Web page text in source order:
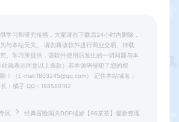
学习和研究传播，大家请在下载后24小时内删除，
与本站无关。 请勿将该软件进行商业交易、转载
、学习所提供，该软件使用后发生的一切问题与本
就表示同意以上条款）若本源码侵犯了您的权
！（E-mail:1803245@qq.com） 记住本站域名：
：橘子 QQ：188588162
区 经典冒险闯关DOF端游【86某茶】最新整理